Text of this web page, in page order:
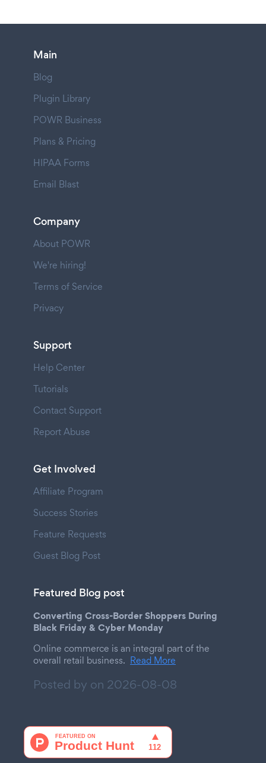
Main
Blog
Plugin Library
POWR Business
Plans & Pricing
HIPAA Forms
Email Blast
Company
About POWR
We're hiring!
Terms of Service
Privacy
Support
Help Center
Tutorials
Contact Support
Report Abuse
Get Involved
Affiliate Program
Success Stories
Feature Requests
Guest Blog Post
Featured Blog post
Converting Cross-Border Shoppers During
Black Friday & Cyber Monday
Online commerce is an integral part of the
overall retail business. Read More
Posted by on 2026-08-08